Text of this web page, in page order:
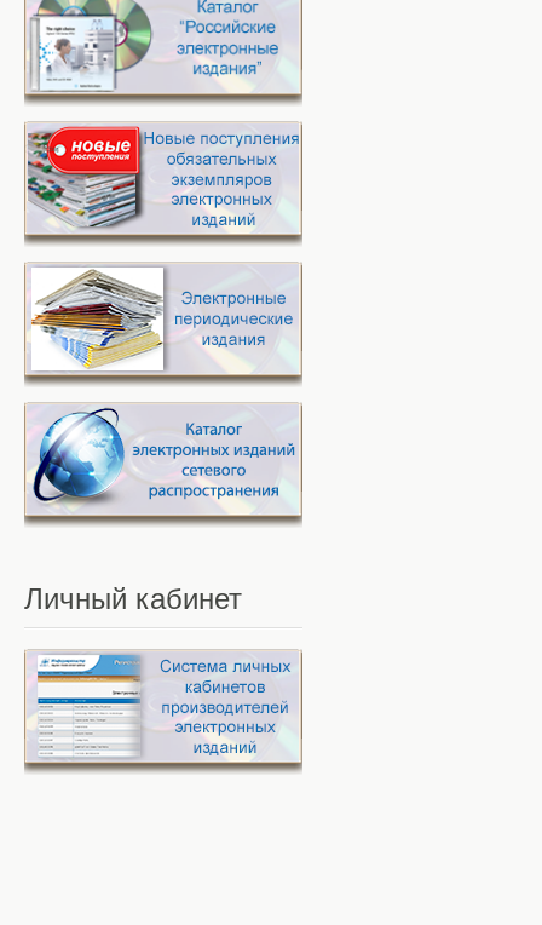
Личный кабинет